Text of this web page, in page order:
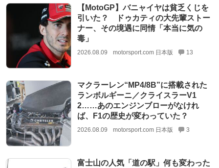
【MotoGP】バニャイヤは貧乏くじを
引いた？ ドゥカティの大先輩ストー
ナー、その境遇に同情「本当に気の
毒」
2026.08.09 motorsport.com 日本版 13
マクラーレン“MP4/8B”に搭載された
ランボルギーニ／クライスラーV1
2……あのエンジンブローがなけれ
ば、F1の歴史が変わっていた？
2026.08.09 motorsport.com 日本版 3
富士山の人気「道の駅」何も変わった